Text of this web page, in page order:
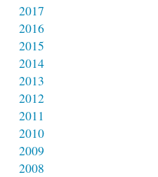
2017
2016
2015
2014
2013
2012
2011
2010
2009
2008